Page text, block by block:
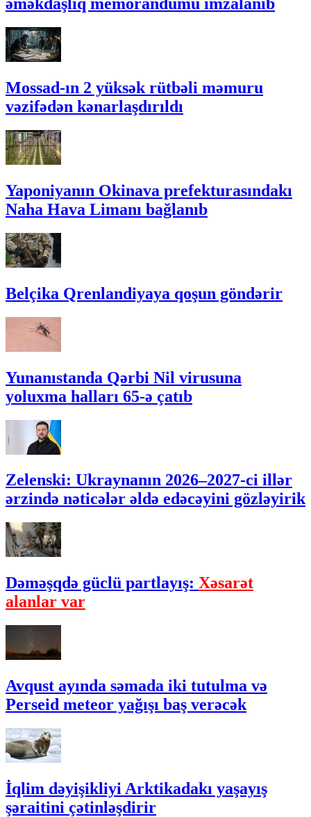
əməkdaşlıq memorandumu imzalanıb
Mossad-ın 2 yüksək rütbəli məmuru
vəzifədən kənarlaşdırıldı
Yaponiyanın Okinava prefekturasındakı
Naha Hava Limanı bağlanıb
Belçika Qrenlandiyaya qoşun göndərir
Yunanıstanda Qərbi Nil virusuna
yoluxma halları 65-ə çatıb
Zelenski: Ukraynanın 2026–2027-ci illər
ərzində nəticələr əldə edəcəyini gözləyirik
Dəməşqdə güclü partlayış: Xəsarət
alanlar var
Avqust ayında səmada iki tutulma və
Perseid meteor yağışı baş verəcək
İqlim dəyişikliyi Arktikadakı yaşayış
şəraitini çətinləşdirir